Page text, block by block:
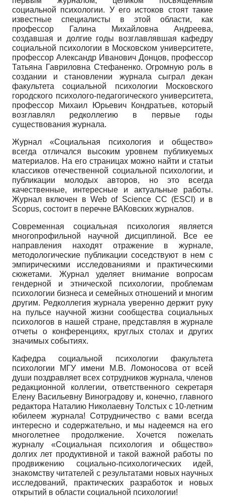
социальной психологии. У его истоков стоят такие
известные специалисты в этой области, как
профессор Галина Михайловна Андреева,
создавшая и долгие годы возглавлявшая кафедру
социальной психологии в Московском университете,
профессор Александр Иванович Донцов, профессор
Татьяна Гавриловна Стефаненко. Огромную роль в
создании и становлении журнала сыграл декан
факультета социальной психологии Московского
городского психолого-педагогического университета,
профессор Михаил Юрьевич Кон­дратьев, который
возглавлял редколлегию в первые годы
существования журнала.
Журнал «Социальная психология и общество»
всегда отличался высоким уровнем публикуемых
материалов. На его страницах можно найти и статьи
классиков отечественной социальной психологии, и
публикации молодых авторов, но это всегда
качественные, интересные и актуальные работы.
Журнал включен в Web of Science СС (ESCI) и в
Scopus, состоит в перечне ВАКовских журналов.
Современная социальная психология является
многопрофильной научной дисциплиной. Все ее
направления находят отражение в журнале,
методологические публикации соседствуют в нем с
эмпирическими исследованиями и практическими
сюжетами. Журнал уделяет внимание вопросам
гендерной и этнической психологии, проблемам
психологии бизнеса и семейных отношений и многим
другим. Редколлегия журнала уверенно держит руку
на пульсе научной жизни сообщества социальных
психологов в нашей стране, представляя в журнале
отчеты о конференциях, круглых столах и других
значимых событиях.
Кафедра социальной психологии факультета
психологии МГУ имени М.В. Ломоносова от всей
души поздравляет всех сотрудников журнала, членов
редакционной коллегии, ответственного секретаря
Елену Васильевну Виноградову и, конечно, главного
редактора Наталию Николаевну Толстых с 10-летним
юбилеем журнала! Сотрудничество с вами всегда
интересно и содержательно, и мы надеемся на его
многолетнее продолжение. Хочется пожелать
журналу «Социальная психология и общество»
долгих лет продуктивной и такой важной работы по
продвижению социально-психологических идей,
знакомству читателей с результатами новых научных
исследований, практических разработок и новых
открытий в области социальной психологии!